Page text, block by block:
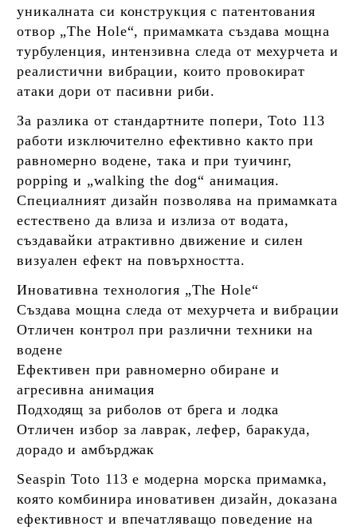
уникалната си конструкция с патентования
отвор „The Hole“, примамката създава мощна
турбуленция, интензивна следа от мехурчета и
реалистични вибрации, които провокират
атаки дори от пасивни риби.
За разлика от стандартните попери, Toto 113
работи изключително ефективно както при
равномерно водене, така и при туичинг,
popping и „walking the dog“ анимация.
Специалният дизайн позволява на примамката
естествено да влиза и излиза от водата,
създавайки атрактивно движение и силен
визуален ефект на повърхността.
Иновативна технология „The Hole“
Създава мощна следа от мехурчета и вибрации
Отличен контрол при различни техники на
водене
Ефективен при равномерно обиране и
агресивна анимация
Подходящ за риболов от брега и лодка
Отличен избор за лаврак, лефер, баракуда,
дорадо и амбърджак
Seaspin Toto 113 е модерна морска примамка,
която комбинира иновативен дизайн, доказана
ефективност и впечатляващо поведение на